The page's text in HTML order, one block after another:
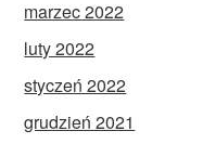
marzec 2022
luty 2022
styczeń 2022
grudzień 2021